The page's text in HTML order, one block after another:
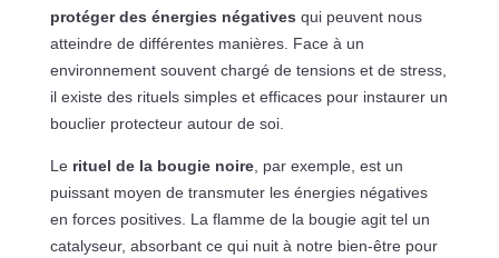
protéger des énergies négatives qui peuvent nous
atteindre de différentes manières. Face à un
environnement souvent chargé de tensions et de stress,
il existe des rituels simples et efficaces pour instaurer un
bouclier protecteur autour de soi.
Le rituel de la bougie noire, par exemple, est un
puissant moyen de transmuter les énergies négatives
en forces positives. La flamme de la bougie agit tel un
catalyseur, absorbant ce qui nuit à notre bien-être pour